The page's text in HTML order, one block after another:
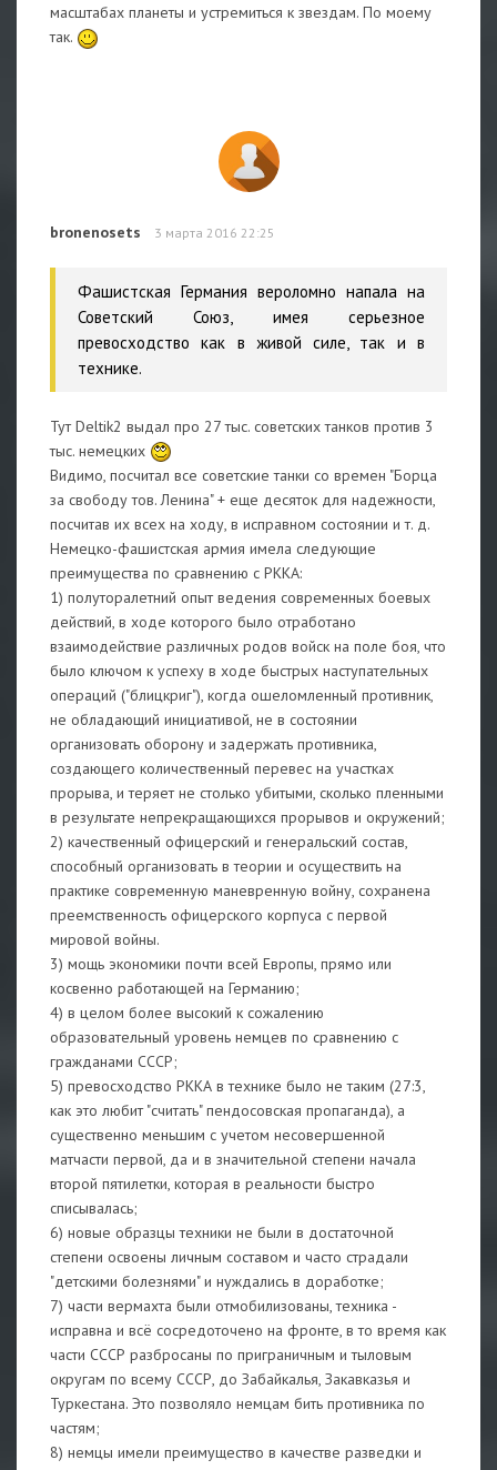
масштабах планеты и устремиться к звездам. По моему
так.
bronenosets 3 марта 2016 22:25
Фашистская Германия вероломно напала на
Советский Союз, имея серьезное
превосходство как в живой силе, так и в
технике.
Тут Deltik2 выдал про 27 тыс. советских танков против 3
тыс. немецких
Видимо, посчитал все советские танки со времен "Борца
за свободу тов. Ленина" + еще десяток для надежности,
посчитав их всех на ходу, в исправном состоянии и т. д.
Немецко-фашистская армия имела следующие
преимущества по сравнению с РККА:
1) полуторалетний опыт ведения современных боевых
действий, в ходе которого было отработано
взаимодействие различных родов войск на поле боя, что
было ключом к успеху в ходе быстрых наступательных
операций ("блицкриг"), когда ошеломленный противник,
не обладающий инициативой, не в состоянии
организовать оборону и задержать противника,
создающего количественный перевес на участках
прорыва, и теряет не столько убитыми, сколько пленными
в результате непрекращающихся прорывов и окружений;
2) качественный офицерский и генеральский состав,
способный организовать в теории и осуществить на
практике современную маневренную войну, сохранена
преемственность офицерского корпуса с первой
мировой войны.
3) мощь экономики почти всей Европы, прямо или
косвенно работающей на Германию;
4) в целом более высокий к сожалению
образовательный уровень немцев по сравнению с
гражданами СССР;
5) превосходство РККА в технике было не таким (27:3,
как это любит "считать" пендосовская пропаганда), а
существенно меньшим с учетом несовершенной
матчасти первой, да и в значительной степени начала
второй пятилетки, которая в реальности быстро
списывалась;
6) новые образцы техники не были в достаточной
степени освоены личным составом и часто страдали
"детскими болезнями" и нуждались в доработке;
7) части вермахта были отмобилизованы, техника -
исправна и всё сосредоточено на фронте, в то время как
части СССР разбросаны по приграничным и тыловым
округам по всему СССР, до Забайкалья, Закавказья и
Туркестана. Это позволяло немцам бить противника по
частям;
8) немцы имели преимущество в качестве разведки и